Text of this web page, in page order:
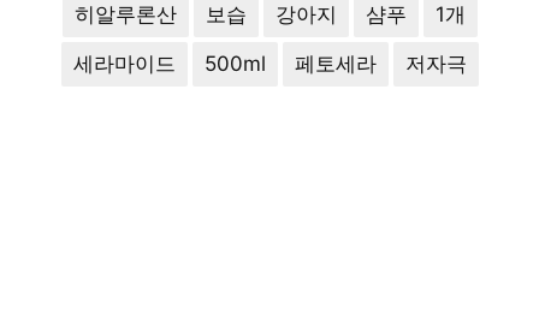
히알루론산 보습 강아지 샴푸 1개
세라마이드 500ml 페토세라 저자극